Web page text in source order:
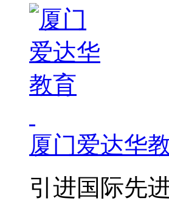
厦门爱达华
引进国际先